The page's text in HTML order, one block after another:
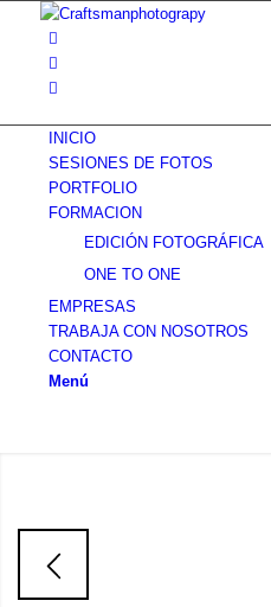
INICIO
SESIONES DE FOTOS
PORTFOLIO
FORMACION
EDICIÓN FOTOGRÁFICA
ONE TO ONE
EMPRESAS
TRABAJA CON NOSOTROS
CONTACTO
Menú